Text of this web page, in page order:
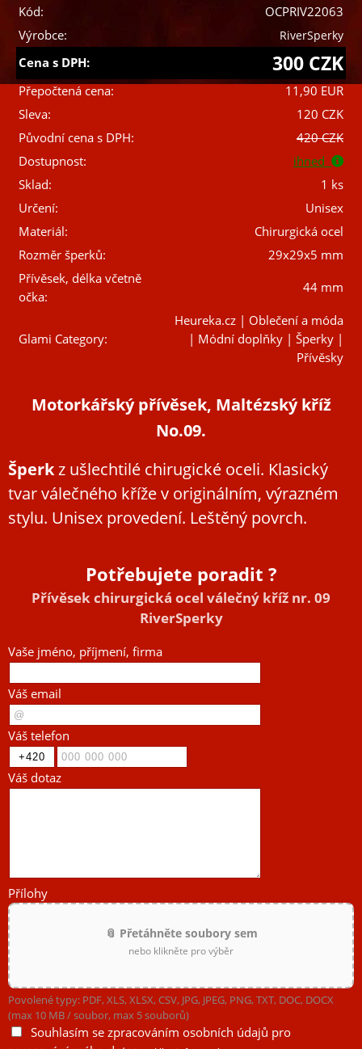
Kód:
OCPRIV22063
Výrobce:
RiverSperky
Cena s DPH: 300 CZK
Přepočtená cena:
11,90 EUR
Sleva:
120 CZK
Původní cena s DPH:
420 CZK
Dostupnost:
ihned
Sklad:
1 ks
Určení:
Unisex
Materiál:
Chirurgická ocel
Rozměr šperků:
29x29x5 mm
Přívěsek, délka včetně
očka:
44 mm
Glami Category:
Heureka.cz | Oblečení a móda
| Módní doplňky | Šperky |
Přívěsky
Motorkářský přívěsek, Maltézský kříž
No.09.
Šperkz ušlechtilé chirugické oceli. Klasický
tvar válečného kříže v originálním, výrazném
stylu. Unisex provedení. Leštěný povrch.
Potřebujete poradit ?
Přívěsek chirurgická ocel válečný kříž nr. 09
RiverSperky
Vaše jméno, příjmení, firma
Váš email
Váš telefon
Váš dotaz
Přílohy
📎 Přetáhněte soubory sem
nebo klikněte pro výběr
Povolené typy: PDF, XLS, XLSX, CSV, JPG, JPEG, PNG, TXT, DOC, DOCX
(max 10 MB / soubor, max 5 souborů)
Souhlasím se zpracováním osobních údajů pro